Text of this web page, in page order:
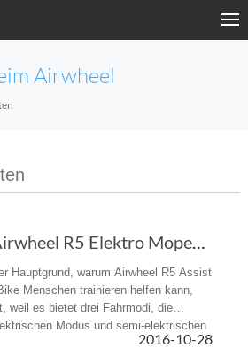
Airwheel
Airwheel R5 Elektro Moped-Fahrrad, ein perfek...
Hauptgrund, warum Airwheel R5 Assist
Menschen trainieren helfen kann,
weil es bietet drei Fahrmodi, die
Modus und semi-elektrischen
2016-10-28